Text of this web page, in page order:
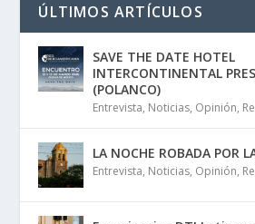
ÚLTIMOS ARTÍCULOS
SAVE THE DATE HOTEL
INTERCONTINENTAL
(POLANCO)
Entrevista, Noticias, Opinión,
LA NOCHE ROBADA POR
Entrevista, Noticias, Opinión,